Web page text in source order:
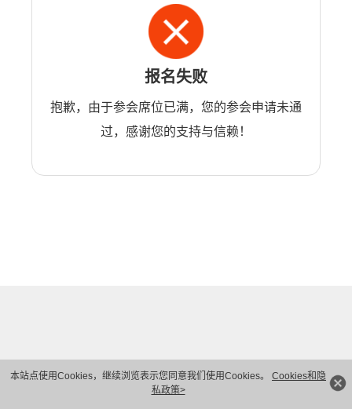
本站点使用Cookies，继续浏览表示您同意我们使用Cookies。 Cookies和隐
私政策>
报名失败
抱歉，由于参会席位已满，您的参会申请未通
过，感谢您的支持与信赖！